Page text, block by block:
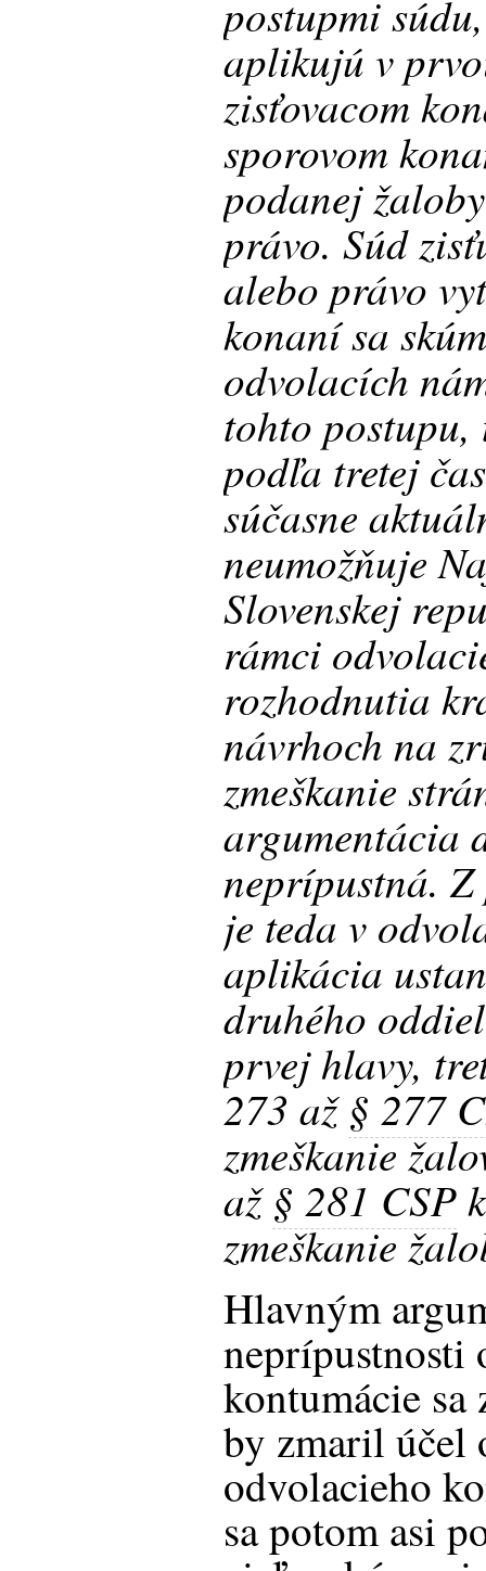
postupmi
aplikujú v
zisťovacom
sporovom
podanej
právo. Súd
alebo právo
konaní sa
odvolacích
tohto
podľa tretej
súčasne
neumožňuje
Slovenskej
rámci
rozhodnutia
návrhoch na
zmeškanie
argumentácia
neprípustná. Z
je teda v
aplikácia
druhého
prvej hlavy,
273 až § 277
zmeškanie
až § 281 CSP
zmeškanie
Hlavným
neprípustnosti
kontumácie sa
by zmaril účel
odvolacieho
sa potom asi